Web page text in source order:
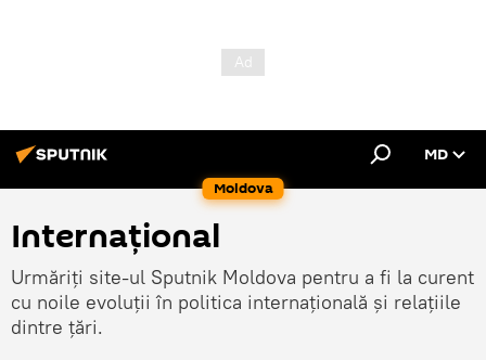
Moldova
MD
Internațional
Urmăriți site-ul Sputnik Moldova pentru a fi la curent
cu noile evoluții în politica internațională și relațiile
dintre țări.